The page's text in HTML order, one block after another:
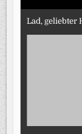
Lad, geliebter